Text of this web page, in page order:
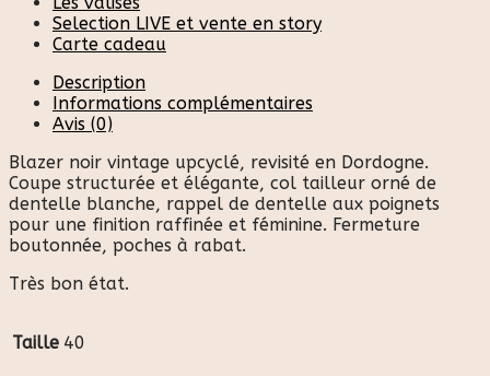
Selection LIVE et vente en story
Carte cadeau
Description
Informations complémentaires
Avis (0)
Blazer noir vintage upcyclé, revisité en Dordogne.
Coupe structurée et élégante, col tailleur orné de
dentelle blanche, rappel de dentelle aux poignets
pour une finition raffinée et féminine. Fermeture
boutonnée, poches à rabat.
Très bon état.
Taille 40